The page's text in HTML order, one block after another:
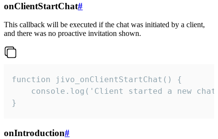
onClientStartChat#
This callback will be executed if the chat was initiated by a client,
and there was no proactive invitation shown.
function jivo_onClientStartChat() {
console.log('Client started a new
}
onIntroduction#